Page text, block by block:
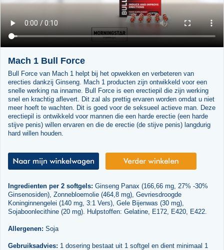
Mach 1 Bull Force
Bull Force van Mach 1 helpt bij het opwekken en verbeteren van
erecties dankzij Ginseng. Mach 1 producten zijn ontwikkeld voor een
snelle werking na inname. Bull Force is een erectiepil die zijn werking
snel en krachtig aflevert. Dit zal als prettig ervaren worden omdat u niet
meer hoeft te wachten. Dit is goed voor de seksueel actieve man. Deze
erectiepil is ontwikkeld voor mannen die een harde erectie (een harde
stijve penis) willen ervaren en die de erectie (de stijve penis) langdurig
hard willen houden.
Ingredienten per 2 softgels: Ginseng Panax (166,66 mg, 27% -30%
Ginsenosiden), Zonnebloemolie (464,8 mg), Gevriesdroogde
Koninginnengelei (140 mg, 3:1 Vers), Gele Bijenwas (30 mg),
Sojaboonlecithine (20 mg). Hulpstoffen: Gelatine, E172, E420, E422.
Allergenen: Soja
Gebruiksadvies: 1 dosering bestaat uit 1 softgel en dient minimaal 1